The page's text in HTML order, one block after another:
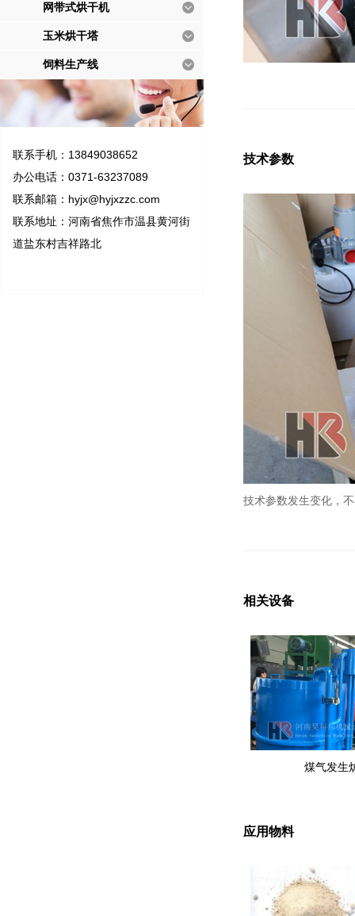
网带式烘干机
玉米烘干塔
饲料生产线
联系手机：13849038652
办公电话：0371-63237089
联系邮箱： hyjx@hyjxzzc.com
联系地址：河南省焦作市温县黄河街
道盐东村吉祥路北
技术参数
技术参数发生变化，
相关设备
煤气发生
应用物料